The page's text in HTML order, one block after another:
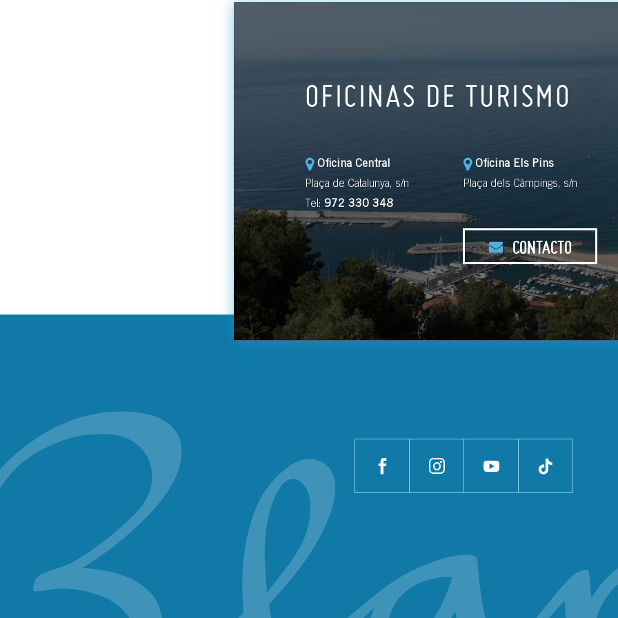
OFICINAS DE TURISMO
Oficina Central
Plaça de Catalunya, s/n
Tel: 972 330 348
Oficina Els Pins
Plaça dels Càmpings, s/n
CONTACTO